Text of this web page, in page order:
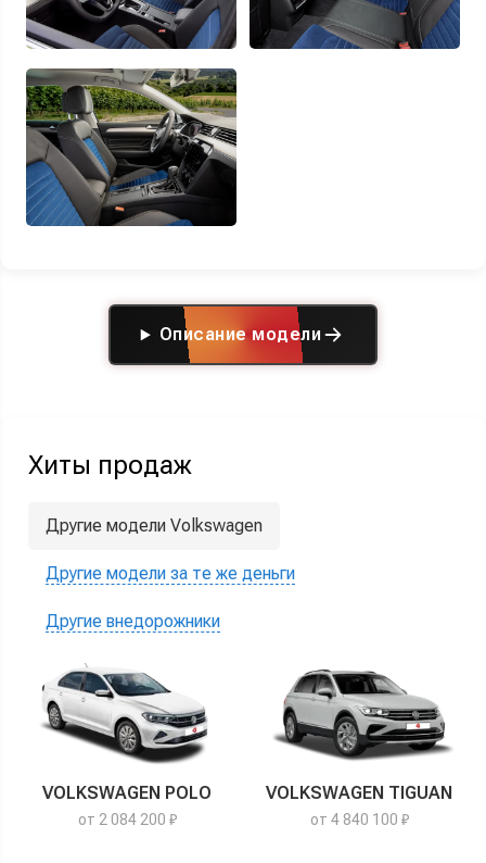
Описание модели
Хиты продаж
Другие модели Volkswagen
Другие модели за те же деньги
Другие внедорожники
VOLKSWAGEN POLO
от 2 084 200 ₽
VOLKSWAGEN TIGUAN
от 4 840 100 ₽